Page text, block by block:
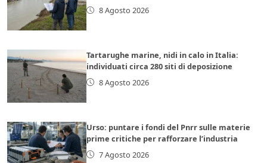
8 Agosto 2026
Tartarughe marine, nidi in calo in Italia:
individuati circa 280 siti di deposizione
8 Agosto 2026
Urso: puntare i fondi del Pnrr sulle materie
prime critiche per rafforzare l’industria
7 Agosto 2026